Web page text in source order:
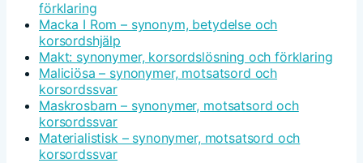
förklaring
Macka I Rom – synonym, betydelse och
korsordshjälp
Makt: synonymer, korsordslösning och förklaring
Maliciösa – synonymer, motsatsord och
korsordssvar
Maskrosbarn – synonymer, motsatsord och
korsordssvar
Materialistisk – synonymer, motsatsord och
korsordssvar